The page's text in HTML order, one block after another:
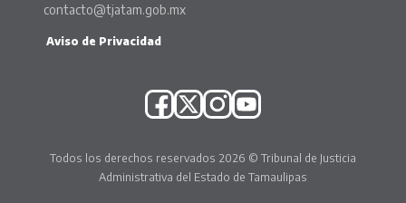
contacto@tjatam.gob.mx
Aviso de Privacidad
Todos los derechos reservados 2026 © Tribunal de Justicia
Administrativa del Estado de Tamaulipas